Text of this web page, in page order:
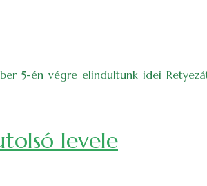
5-én végre elindultunk idei
levele